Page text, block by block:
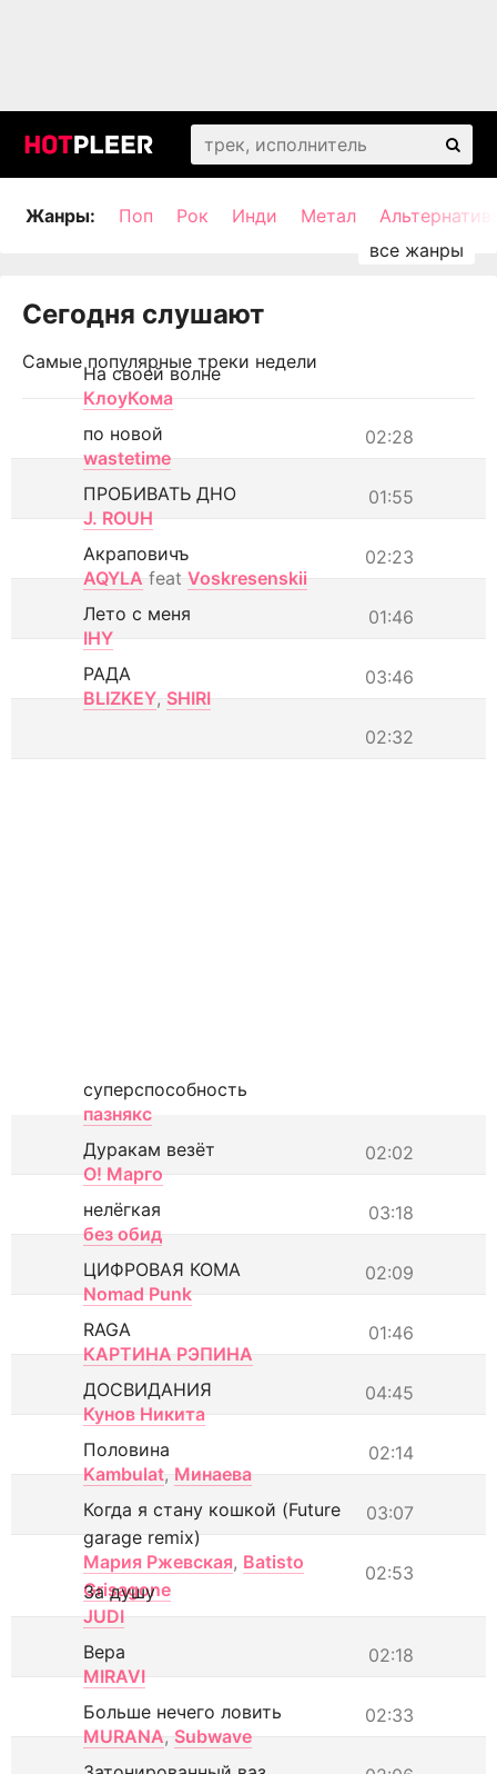
Жанры: Поп Рок Инди Метал
Сегодня слушают
Самые популярные треки недели
На своей волне
КлоуКома
02:28
по новой
wastetime
01:55
ПРОБИВАТЬ ДНО
J. ROUH
02:23
Акраповичъ
AQYLA feat Voskresenskii
01:46
Лето с меня
IHY
03:46
РАДА
BLIZKEY, SHIRI
02:32
суперспособность
пазнякс
02:02
Дуракам везёт
О! Марго
03:18
нелёгкая
без обид
02:09
ЦИФРОВАЯ КОМА
Nomad Punk
01:46
RAGA
КАРТИНА РЭПИНА
04:45
ДОСВИДАНИЯ
Кунов Никита
02:14
Половина
Kambulat, Минаева
03:07
Когда я стану кошкой (Future
garage remix)
Мария Ржевская, Batisto
Grisagone
02:53
За душу
JUDI
02:18
Вера
MIRAVI
02:33
Больше нечего ловить
MURANA, Subwave